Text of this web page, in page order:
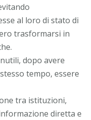
al loro di stato di
trasformarsi in
dopo avere
tempo, essere
tra istituzioni,
diretta e